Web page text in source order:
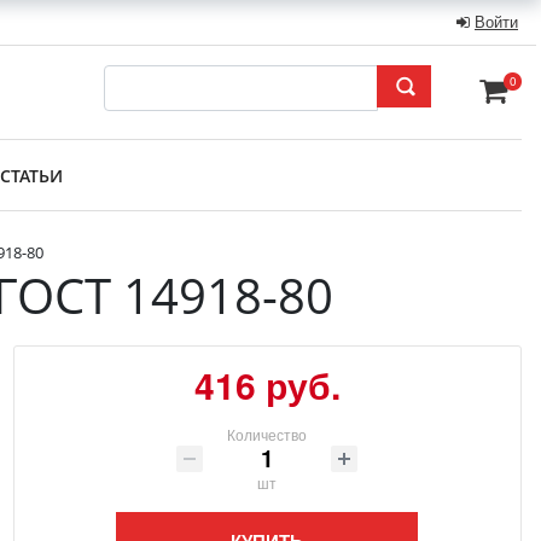
Войти
0
СТАТЬИ
80
14918-80
416 руб.
Количество
шт